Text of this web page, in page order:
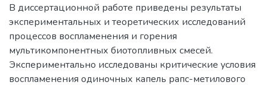
В диссертационной работе приведены результаты
экспериментальных и теоретических исследований
процессов воспламенения и горения
мультикомпонентных биотопливных смесей.
Экспериментально исследованы критические условия
воспламенения одиночных капель рапс-метилового